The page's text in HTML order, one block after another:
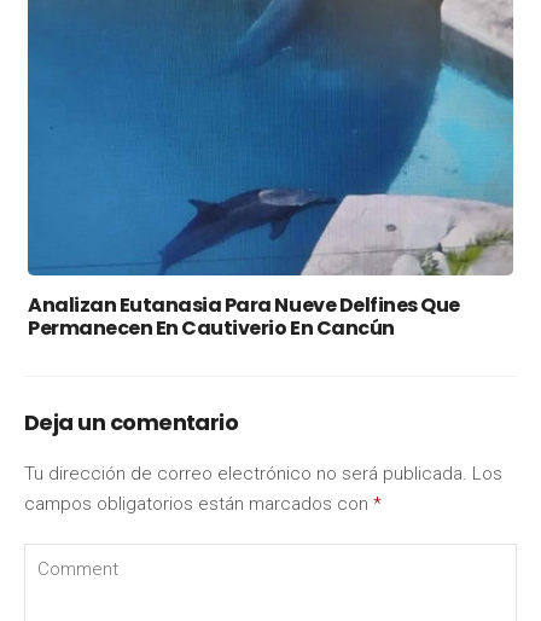
Analizan Eutanasia Para Nueve Delfines Que
Permanecen En Cautiverio En Cancún
Deja un comentario
Tu dirección de correo electrónico no será publicada. Los
campos obligatorios están marcados con *